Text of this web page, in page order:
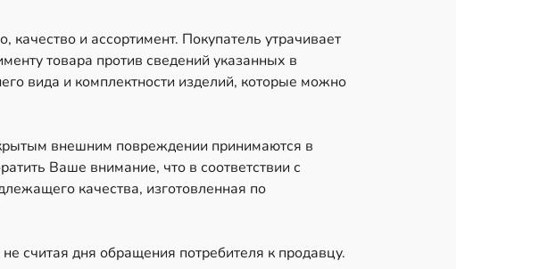
и ассортимент. Покупатель утрачивает
товара против сведений указанных в
вида и комплектности изделий, которые можно
внешним повреждении принимаются в
Ваше внимание, что в соответствии с
качества, изготовленная по
считая дня обращения потребителя к продавцу.